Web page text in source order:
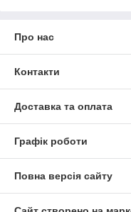
Про нас
Контакти
Доставка та оплата
Графік роботи
Повна версія сайту